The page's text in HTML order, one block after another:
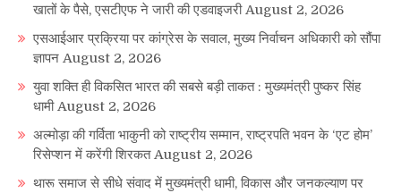
खातों के पैसे, एसटीएफ ने जारी की एडवाइजरी August 2, 2026
एसआईआर प्रक्रिया पर कांग्रेस के सवाल, मुख्य निर्वाचन अधिकारी को सौंपा
ज्ञापन August 2, 2026
युवा शक्ति ही विकसित भारत की सबसे बड़ी ताकत : मुख्यमंत्री पुष्कर सिंह
धामी August 2, 2026
अल्मोड़ा की गर्विता भाकुनी को राष्ट्रीय सम्मान, राष्ट्रपति भवन के ‘एट होम’
रिसेप्शन में करेंगी शिरकत August 2, 2026
थारू समाज से सीधे संवाद में मुख्यमंत्री धामी, विकास और जनकल्याण पर